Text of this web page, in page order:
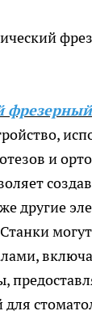
и
другие